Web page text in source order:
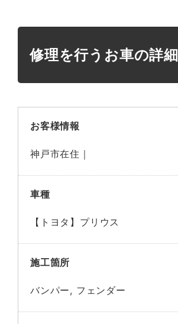
修理を行うお車の詳細
お客様情報
神戸市在住｜
車種
【トヨタ】プリウス
施工箇所
バンパー, フェンダー